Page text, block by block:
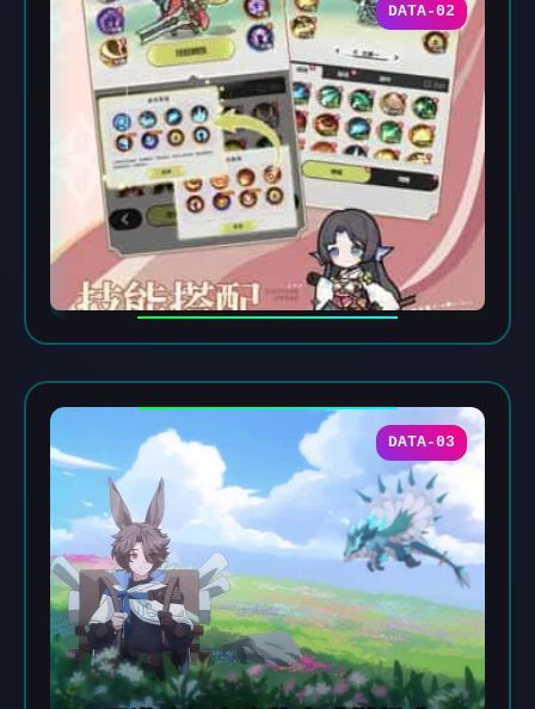
DATA-02
DATA-03